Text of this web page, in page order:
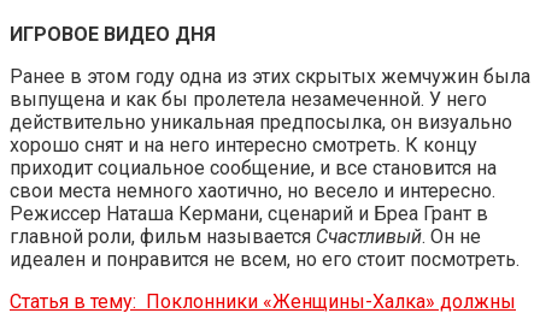
ИГРОВОЕ ВИДЕО ДНЯ
Ранее в этом году одна из этих скрытых жемчужин была
выпущена и как бы пролетела незамеченной. У него
действительно уникальная предпосылка, он визуально
хорошо снят и на него интересно смотреть. К концу
приходит социальное сообщение, и все становится на
свои места немного хаотично, но весело и интересно.
Режиссер Наташа Кермани, сценарий и Бреа Грант в
главной роли, фильм называется Счастливый. Он не
идеален и понравится не всем, но его стоит посмотреть.
Статья в тему: Поклонники «Женщины-Халка» должны